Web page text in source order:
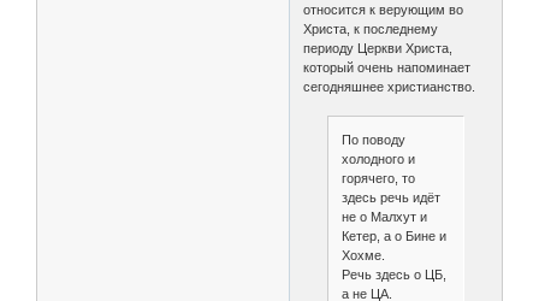
относится к верующим во
Христа, к последнему
периоду Церкви Христа,
который очень напоминает
сегодняшнее христианство.
По поводу
холодного и
горячего, то
здесь речь идёт
не о Малхут и
Кетер, а о Бине и
Хохме.
Речь здесь о ЦБ,
а не ЦА.